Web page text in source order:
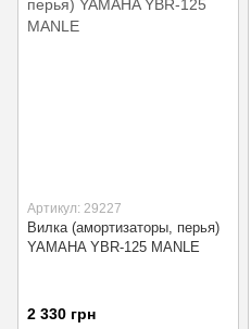
Артикул: 29227
Вилка (амортизаторы, перья)
YAMAHA YBR-125 MANLE
2 330 грн